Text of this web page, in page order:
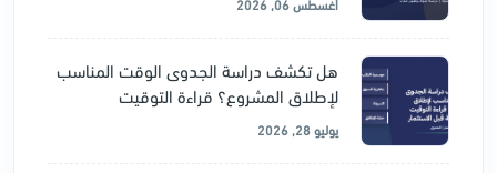
أغسطس 06, 2026
هل تكشف دراسة الجدوى الوقت المناسب
لإطلاق المشروع؟ قراءة التوقيت
يوليو 28, 2026